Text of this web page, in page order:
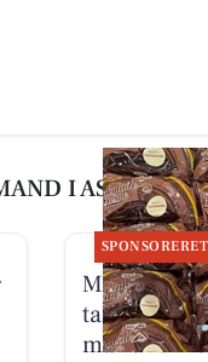
I ASP
SPONSORERET
MIN
tak-tilbud
måner til